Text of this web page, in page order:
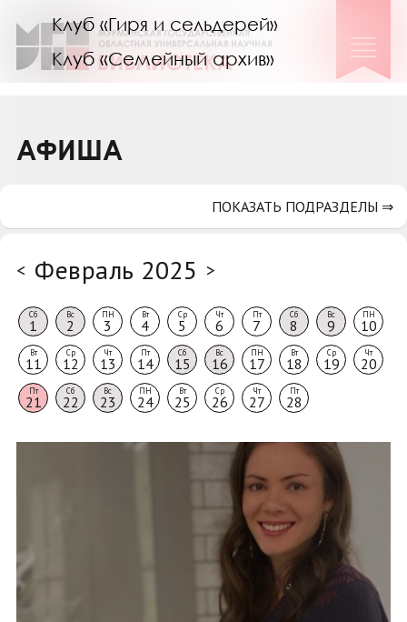
Клуб «Гиря и сельдерей»
Клуб «Семейный архив»
Коллегам
АФИША
< Февраль 2025 >
Сб
1
Вс
2
ПН
3
Вт
4
Ср
5
Чт
6
Пт
7
Сб
8
Вс
9
ПН
10
Вт
11
Ср
12
Чт
13
Пт
14
Сб
15
Вс
16
ПН
17
Вт
18
Ср
19
Чт
20
Пт
21
Сб
22
Вс
23
ПН
24
Вт
25
Ср
26
Чт
27
Пт
28
ПОКАЗАТЬ ПОДРАЗДЕЛЫ ⇒